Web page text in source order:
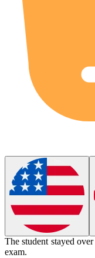
The student stayed over
exam.